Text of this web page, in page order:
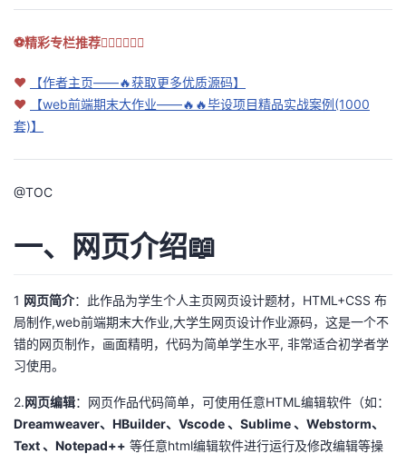
我
的
我
子
直
播
的
活
动
我
的
关
者
学
堂
课
程
的
认
证
我
的
实
我
的
藏
支
持
术
支
持
云
声
建
⚽精彩专栏推荐👇🏻👇🏻👇🏻
❤
【作者主页——🔥获取更多优质源码】
❤
【web前端期末大作业——🔥🔥毕设项目精品实战案例(1000
套)】
@TOC
一、网页介绍📖
1 网页简介：此作品为学生个人主页网页设计题材，HTML+CSS 布
局制作,web前端期末大作业,大学生网页设计作业源码，这是一个不
错的网页制作，画面精明，代码为简单学生水平, 非常适合初学者学
习使用。
2.网页编辑：网页作品代码简单，可使用任意HTML编辑软件（如：
Dreamweaver、HBuilder、Vscode 、Sublime 、Webstorm、
Text 、Notepad++ 等任意html编辑软件进行运行及修改编辑等操